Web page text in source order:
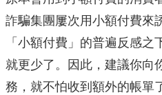
詐騙集團屢次用小額付費來
「小額付費」的普遍反感
就更少了。因此，建議你向
務，就不怕收到額外的帳單